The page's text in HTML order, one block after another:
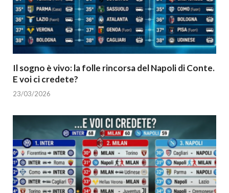
Il sogno è vivo: la folle rincorsa del Napoli di Conte.
E voi ci credete?
23/03/2026